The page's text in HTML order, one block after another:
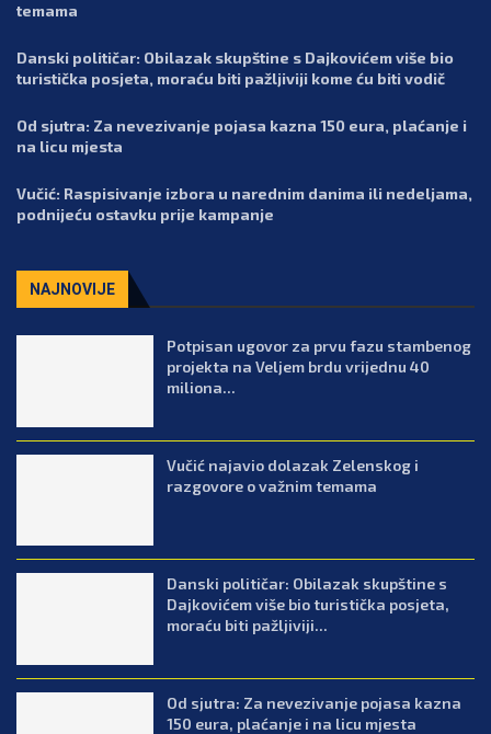
temama
Danski političar: Obilazak skupštine s Dajkovićem više bio
turistička posjeta, moraću biti pažljiviji kome ću biti vodič
Od sjutra: Za nevezivanje pojasa kazna 150 eura, plaćanje i
na licu mjesta
Vučić: Raspisivanje izbora u narednim danima ili nedeljama,
podnijeću ostavku prije kampanje
NAJNOVIJE
Potpisan ugovor za prvu fazu stambenog
projekta na Veljem brdu vrijednu 40
miliona...
Vučić najavio dolazak Zelenskog i
razgovore o važnim temama
Danski političar: Obilazak skupštine s
Dajkovićem više bio turistička posjeta,
moraću biti pažljiviji...
Od sjutra: Za nevezivanje pojasa kazna
150 eura, plaćanje i na licu mjesta